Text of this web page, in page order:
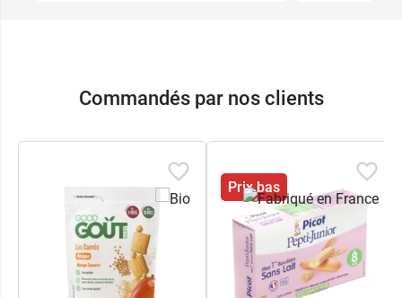
Commandés par nos clients
Prix bas